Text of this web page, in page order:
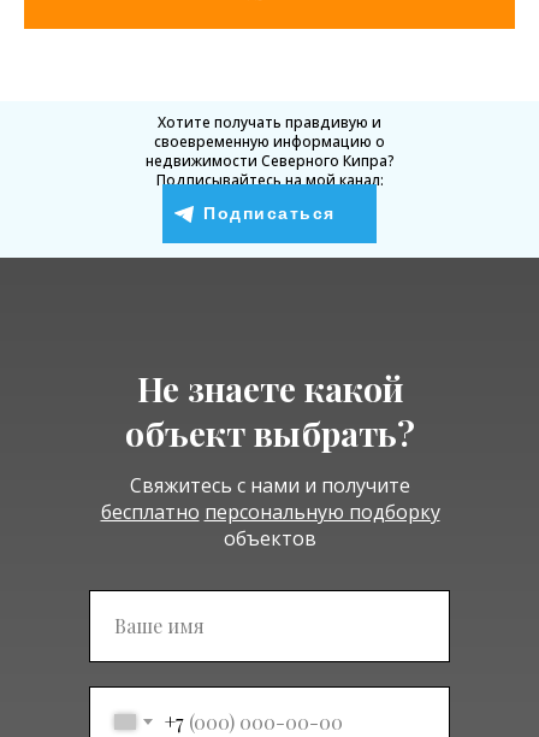
Подписаться
Хотите получать правдивую и
своевременную информацию о
недвижимости Северного Кипра?
Подписывайтесь на мой канал:
Подписаться
Не знаете какой
объект выбрать?
Свяжитесь с нами и получите
бесплатно персональную подборку
объектов
+7